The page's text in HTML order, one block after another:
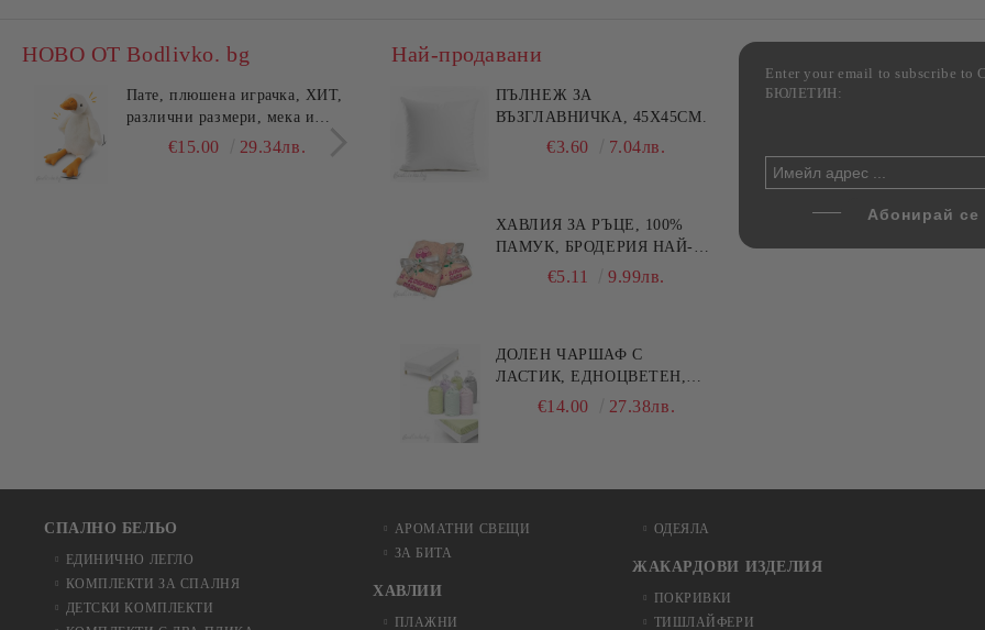
НОВО ОТ Bodlivko. bg
Пате, плюшена играчка, ХИТ,
различни размери, мека и
гушлива€15.00 29.34лв.
Калъфка за възглавница ,
едноцветна, 100% памук,
различни цветове по избор
€4.00 7.82лв.
Комплект за алкохолни
Най-продавани
ПЪЛНЕЖ ЗА
ВЪЗГЛАВНИЧКА, 45X45СМ.
€3.60 7.04лв.
ХАВЛИЯ ЗА РЪЦЕ, 100%
ПАМУК, БРОДЕРИЯ НАЙ-
ДОБАРАТА МАЙКА/БАБА ,
€5.11 9.99лв.
ДОЛЕН ЧАРШАФ С
ЛАСТИК, ЕДНОЦВЕТЕН,
100% ПАМУК, РАЗЛИЧНИ
€14.00 27.38лв.
Enter your email to subscribe
БЮЛЕТИН:
СПАЛНО БЕЛЬО
ЕДИНИЧНО ЛЕГЛО
КОМПЛЕКТИ ЗА СПАЛНЯ
ДЕТСКИ КОМПЛЕКТИ
АРОМАТНИ СВЕЩИ
ЗА БИТА
ХАВЛИИ
ПЛАЖНИ
ОДЕЯЛА
ЖАКАРДОВИ ИЗДЕЛИЯ
ПОКРИВКИ
ТИШЛАЙФЕРИ